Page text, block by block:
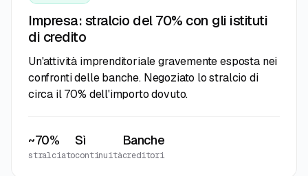
Impresa: stralcio del 70% con gli istituti
di credito
Un'attività imprenditoriale gravemente esposta nei
confronti delle banche. Negoziato lo stralcio di
circa il 70% dell'importo dovuto.
~70%
stralciato
Sì
continuità
Banche
creditori